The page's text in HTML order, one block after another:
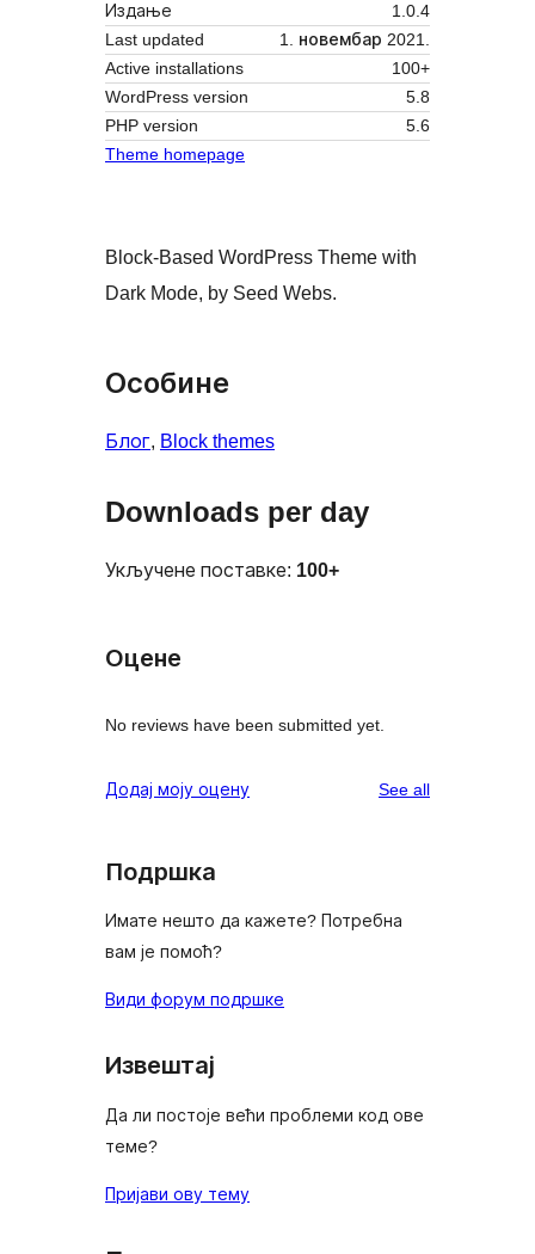
Издање
1.0.4
Last updated
1. новембар 2021.
Active installations
100+
WordPress version
5.8
PHP version
5.6
Theme homepage
Block-Based WordPress Theme with
Dark Mode, by Seed Webs.
Особине
Блог, Block themes
Downloads per day
Укључене поставке: 100+
Оцене
No reviews have been submitted yet.
Додај моју оцену See allreviews
Подршка
Имате нешто да кажете? Потребна
вам је помоћ?
Види форум подршке
Извештај
Да ли постоје већи проблеми код ове
теме?
Пријави ову тему